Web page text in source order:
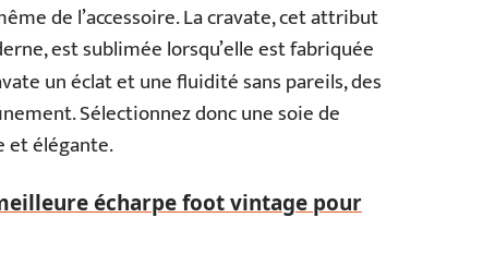
de l’accessoire. La cravate, cet attribut
est sublimée lorsqu’elle est fabriquée
un éclat et une fluidité sans pareils, des
Sélectionnez donc une soie de
et élégante.
écharpe foot vintage pour